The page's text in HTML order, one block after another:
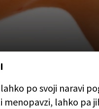
po svoji naravi
lahko pa